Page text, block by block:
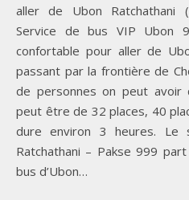
aller de Ubon Ratchathani
Service de bus VIP Ubon
confortable pour aller de
passant par la frontière de
de personnes on peut avoir
peut être de 32 places, 40
dure environ 3 heures. Le
Ratchathani – Pakse 999
bus d’Ubon…